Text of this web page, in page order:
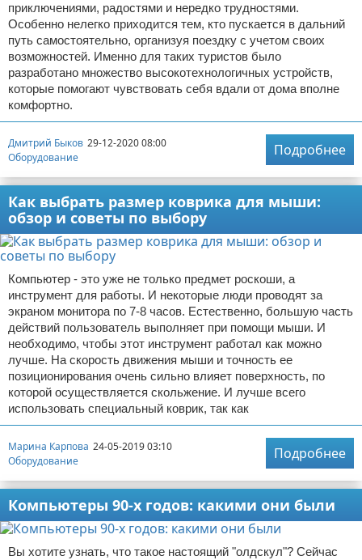
приключениями, радостями и нередко трудностями.
Особенно нелегко приходится тем, кто пускается в дальний
путь самостоятельно, организуя поездку с учетом своих
возможностей. Именно для таких туристов было
разработано множество высокотехнологичных устройств,
которые помогают чувствовать себя вдали от дома вполне
комфортно.
Дмитрий Быков 29-12-2020 08:00
Оборудование
Подробнее
Как выбрать размер коврика для мыши:
обзор и советы по выбору
Компьютер - это уже не только предмет роскоши, а
инструмент для работы. И некоторые люди проводят за
экраном монитора по 7-8 часов. Естественно, большую часть
действий пользователь выполняет при помощи мыши. И
необходимо, чтобы этот инструмент работал как можно
лучше. На скорость движения мыши и точность ее
позиционирования очень сильно влияет поверхность, по
которой осуществляется скольжение. И лучше всего
использовать специальный коврик, так как
Марина Карпова 24-05-2019 03:10
Оборудование
Подробнее
Компьютеры 90-х годов: какими они были
Вы хотите узнать, что такое настоящий "олдскул"? Сейчас